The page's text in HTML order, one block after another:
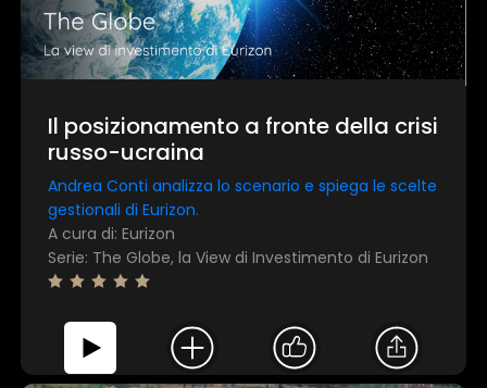
nostri partner che si occupano di analisi dei dati web,
pubblicità e social media, i quali potrebbero combinarle
con altre informazioni che ha fornito loro o che hanno
Il posizionamento a fronte della crisi
russo-ucraina
Andrea Conti analizza lo scenario e spiega le scelte
gestionali di Eurizon.
A cura di: Eurizon
Serie: The Globe, la View di Investimento di Eurizon